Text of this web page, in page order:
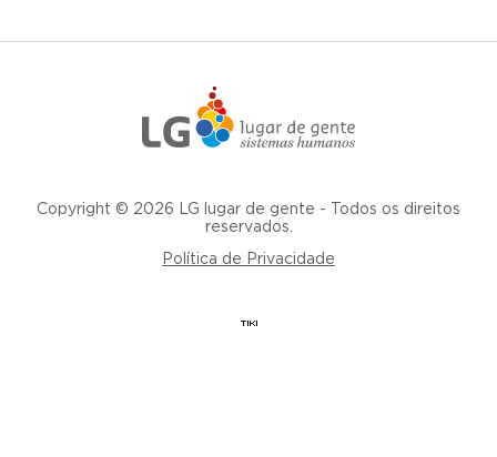
Copyright © 2026 LG lugar de gente - Todos os direitos
reservados.
Política de Privacidade